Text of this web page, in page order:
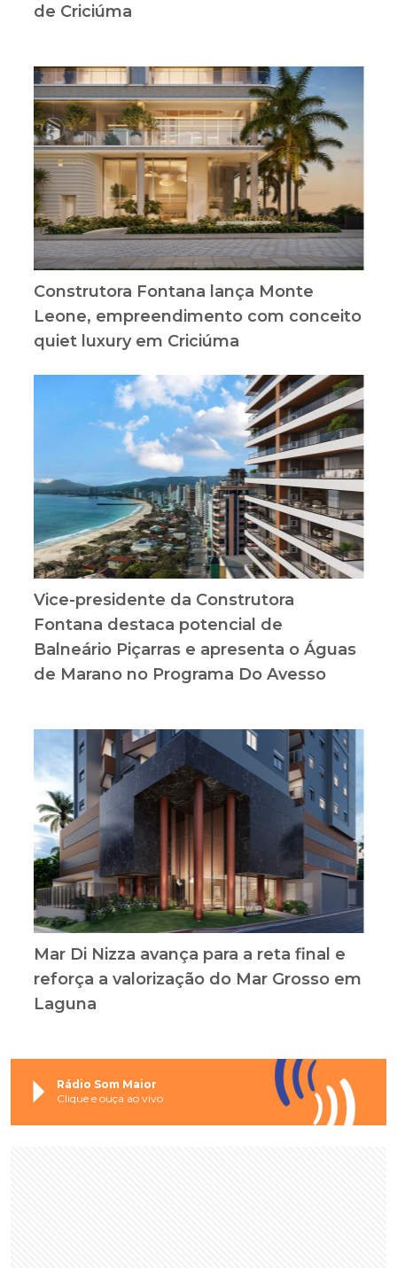
de Criciúma
Construtora Fontana lança Monte
Leone, empreendimento com conceito
quiet luxury em Criciúma
Vice-presidente da Construtora
Fontana destaca potencial de
Balneário Piçarras e apresenta o Águas
de Marano no Programa Do Avesso
Mar Di Nizza avança para a reta final e
reforça a valorização do Mar Grosso em
Laguna
Rádio Som Maior
Clique e ouça ao vivo